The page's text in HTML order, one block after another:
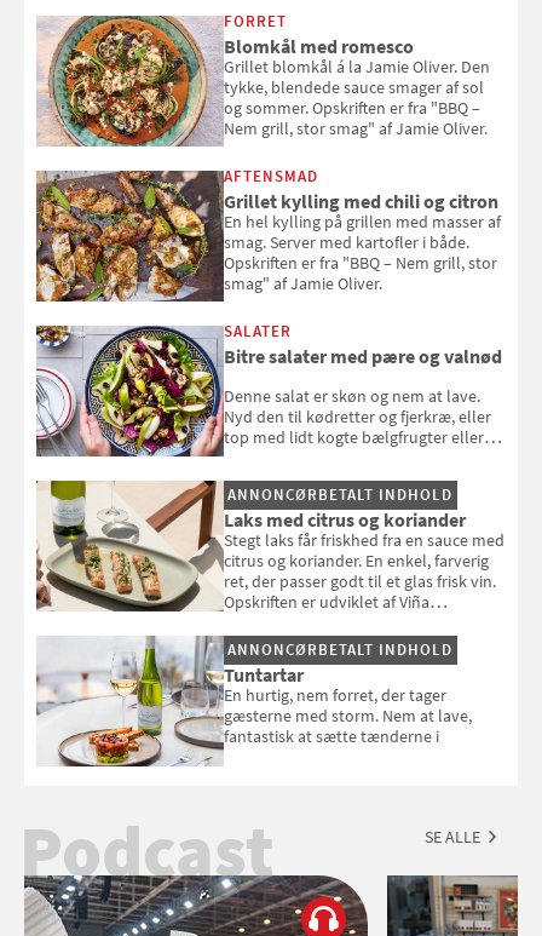
smag" af Jamie Oliver.
FORRET
Blomkål med romesco
Grillet blomkål á la Jamie Oliver. Den
tykke, blendede sauce smager af sol
og sommer. Opskriften er fra "BBQ –
Nem grill, stor smag" af Jamie Oliver.
AFTENSMAD
Grillet kylling med chili og citron
En hel kylling på grillen med masser af
smag. Server med kartofler i både.
Opskriften er fra "BBQ – Nem grill, stor
smag" af Jamie Oliver.
SALATER
Bitre salater med pære og valnød
Denne salat er skøn og nem at lave.
Nyd den til kødretter og fjerkræ, eller
top med lidt kogte bælgfrugter eller
selvstændigt måltid. Opskriften er fra
Louisa Lorangs kogebog "Salat".
ANNONCØRBETALT INDHOLD
Laks med citrus og koriander
Stegt laks får friskhed fra en sauce med
citrus og koriander. En enkel, farverig
ret, der passer godt til et glas frisk vin.
Opskriften er udviklet af Viña
ANNONCØRBETALT INDHOLD
Tuntartar
En hurtig, nem forret, der tager
gæsterne med storm. Nem at lave,
fantastisk at sætte tænderne i
Podcast SE ALLE